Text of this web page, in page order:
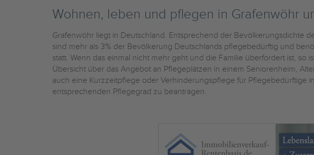
Wohnen, leben und pflegen in Grafenwöhr
Grafenwöhr liegt in Deutschland. Entsprechend der Bevölkerungsdichte
sind mehr als 3% der Bevölkerung Deutschlands pflegebedürftig und
statt. Wenn das einmal nicht mehr geht und die Familie überfordert ist,
Übersicht über das Angebot an Pflegeplätzen in einem Seniorenheim,
auch eine Kurzzeitpflege oder Verhinderungspflege für Pflegebedürftige
entsprechenden Pflegegrad zu beantragen.